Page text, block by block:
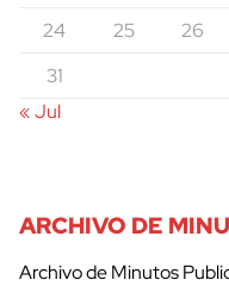
24
25 26
31
« Jul
ARCHIVO DE
Archivo de Minutos